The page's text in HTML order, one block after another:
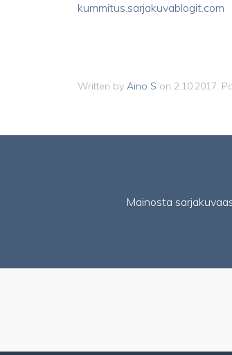
kummitus.sarjakuvablogit.com
Written by Aino S on 2.10.2017.
Mainosta